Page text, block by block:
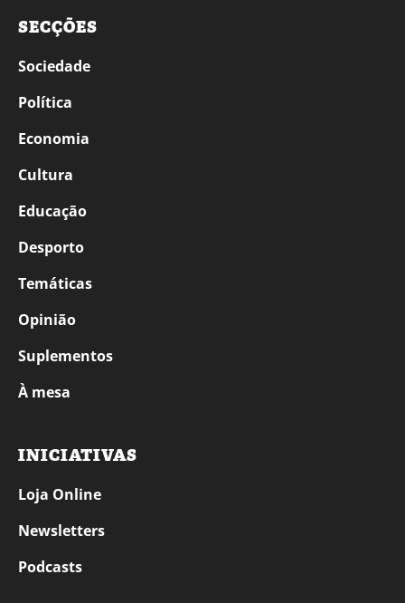
SECÇÕES
Sociedade
Política
Economia
Cultura
Educação
Desporto
Temáticas
Opinião
Suplementos
À mesa
INICIATIVAS
Loja Online
Newsletters
Podcasts